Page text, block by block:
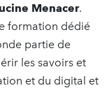
Menacer.
formation dédié
partie de
les savoirs et
et du digital et